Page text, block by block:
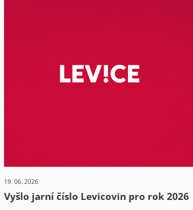
19. 06. 2026
Vyšlo jarní číslo Levicovin pro rok 2026